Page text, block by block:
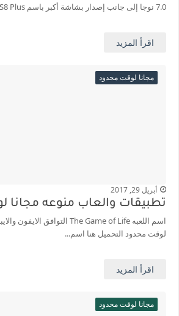
7.0 نوجا إلى جانب إصدار بشاشة أكبر باسم Galaxy S8 Plus، ويحمل ...
اقرأ المزيد
مجانا لوقت محدود
أبريل 29, 2017
تطبيقات والعاب منوعه مجانا
لوقت محدود التحميل هنا اسم...
اقرأ المزيد
مجانا لوقت محدود